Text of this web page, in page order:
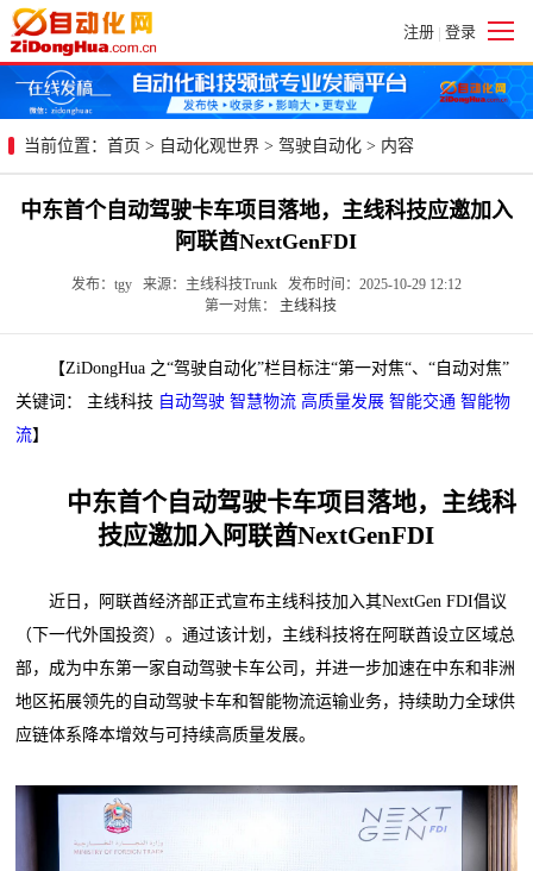
注册 | 登录
当前位置： 首页 > 自动化观世界 > 驾驶自动化 > 内容
中东首个自动驾驶卡车项目落地，主线科技应邀加入
阿联酋NextGenFDI
发布：tgy 来源：主线科技Trunk 发布时间：2025-10-29 12:12
第一对焦：
主线科技
【ZiDongHua 之“驾驶自动化”栏目标注“第一对焦“、“自动对焦”
关键词： 主线科技 自动驾驶 智慧物流 高质量发展 智能交通 智能物
流】
中东首个自动驾驶卡车项目落地，主线科
技应邀加入阿联酋NextGenFDI
近日，阿联酋经济部正式宣布主线科技加入其NextGen FDI倡议
（下一代外国投资）。通过该计划，主线科技将在阿联酋设立区域总
部，成为中东第一家自动驾驶卡车公司，并进一步加速在中东和非洲
地区拓展领先的自动驾驶卡车和智能物流运输业务，持续助力全球供
应链体系降本增效与可持续高质量发展。